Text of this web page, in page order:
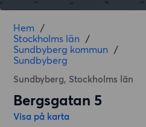
Hem /
Stockholms län /
Sundbyberg kommun /
Sundbyberg
Sundbyberg, Stockholms län
Bergsgatan 5
Visa på karta